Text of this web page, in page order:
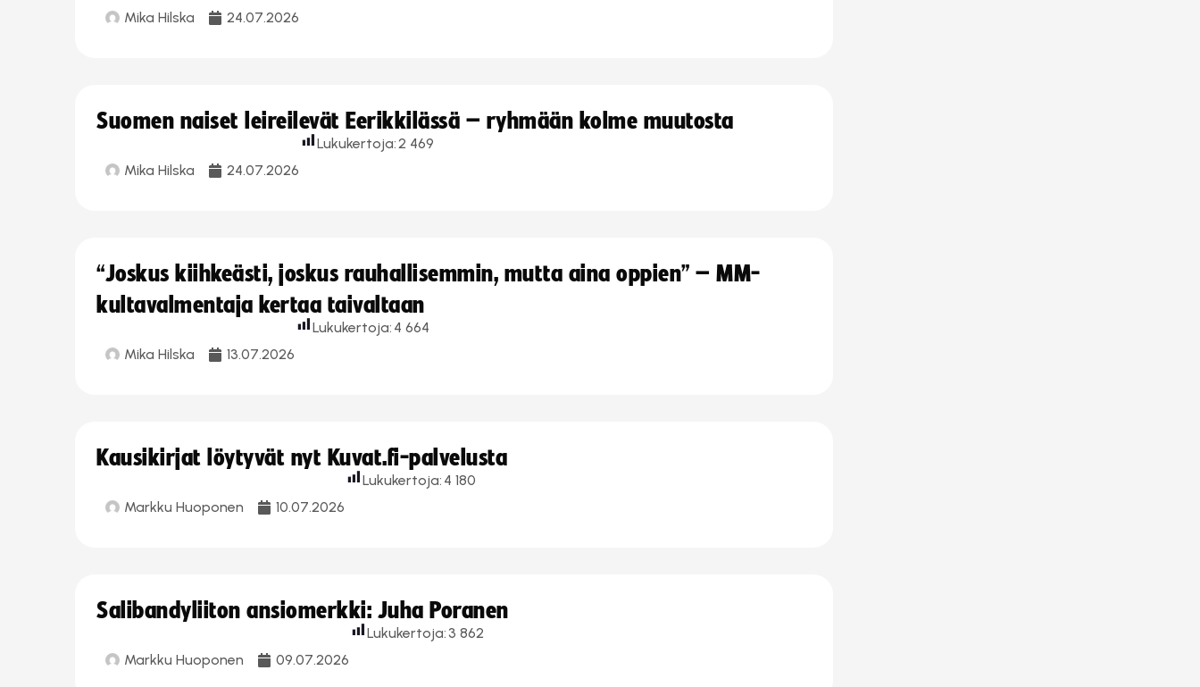
Mika Hilska 24.07.2026
Suomen naiset leireilevät Eerikkilässä – ryhmään kolme muutosta
Mika Hilska 24.07.2026
Lukukertoja:2 469
“Joskus kiihkeästi, joskus rauhallisemmin, mutta aina oppien” – MM-
kultavalmentaja kertaa taivaltaan
Mika Hilska 13.07.2026
Lukukertoja: 4 664
Kausikirjat löytyvät nyt Kuvat.fi-palvelusta
Markku Huoponen 10.07.2026
Lukukertoja: 4 180
Salibandyliiton ansiomerkki: Juha Poranen
Markku Huoponen 09.07.2026
Lukukertoja: 3 862